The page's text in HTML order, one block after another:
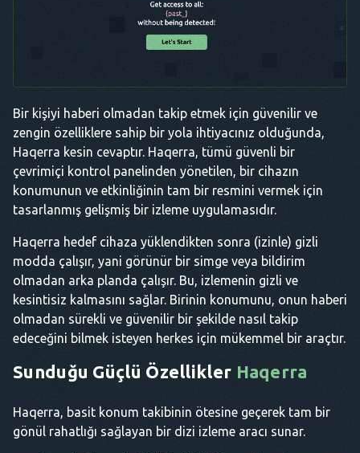
Bir kişiyi haberi olmadan takip etmek için güvenilir ve
zengin özelliklere sahip bir yola ihtiyacınız olduğunda,
Haqerra kesin cevaptır. Haqerra, tümü güvenli bir
çevrimiçi kontrol panelinden yönetilen, bir cihazın
konumunun ve etkinliğinin tam bir resmini vermek için
tasarlanmış gelişmiş bir izleme uygulamasıdır.
Haqerra hedef cihaza yüklendikten sonra (izinle) gizli
modda çalışır, yani görünür bir simge veya bildirim
olmadan arka planda çalışır. Bu, izlemenin gizli ve
kesintisiz kalmasını sağlar. Birinin konumunu, onun haberi
olmadan sürekli ve güvenilir bir şekilde nasıl takip
edeceğini bilmek isteyen herkes için mükemmel bir araçtır.
Sunduğu Güçlü Özellikler Haqerra
Haqerra, basit konum takibinin ötesine geçerek tam bir
gönül rahatlığı sağlayan bir dizi izleme aracı sunar.